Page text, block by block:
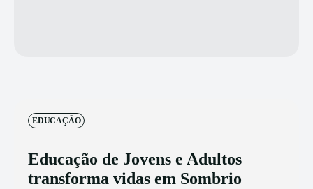
EDUCAÇÃO
Educação de Jovens e Adultos
transforma vidas em Sombrio